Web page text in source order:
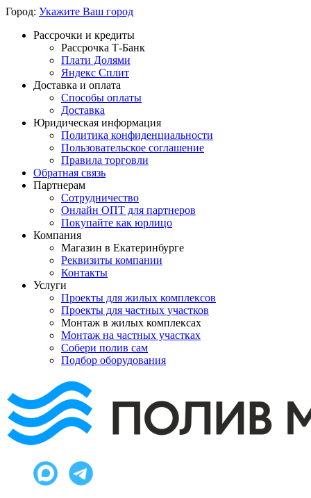
Город: Укажите Ваш город
Рассрочки и кредиты
Рассрочка Т-Банк
Плати Долями
Яндекс Сплит
Доставка и оплата
Способы оплаты
Доставка
Юридическая информация
Политика конфиденциальности
Пользовательское соглашение
Правила торговли
Обратная связь
Партнерам
Сотрудничество
Онлайн ОПТ для партнеров
Покупайте как юрлицо
Компания
Магазин в Екатеринбурге
Реквизиты компании
Контакты
Услуги
Проекты для жилых комплексов
Проекты для частных участков
Монтаж в жилых комплексах
Монтаж на частных участках
Собери полив сам
Подбор оборудования